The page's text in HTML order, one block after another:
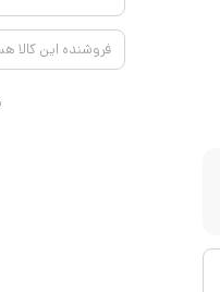
فروشنده این کالا